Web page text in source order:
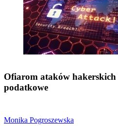
Ofiarom ataków
podatkowe
Monika Pogroszewska